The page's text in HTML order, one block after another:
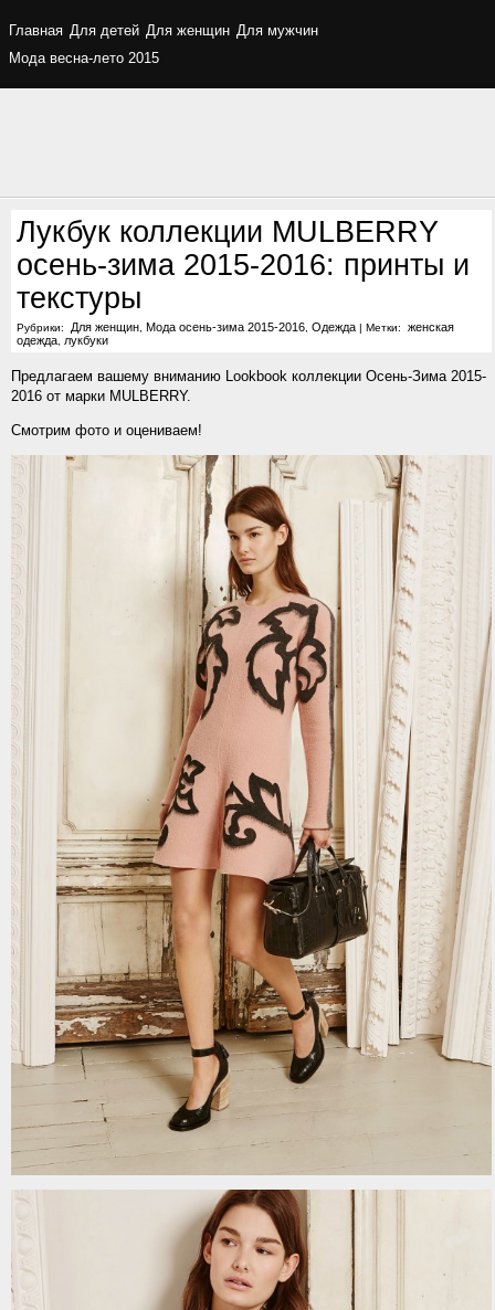
Главная Для детей Для женщин Для мужчин
Мода весна-лето 2015
Лукбук коллекции MULBERRY
осень-зима 2015-2016: принты и
текстуры
Рубрики: Для женщин Мода осень-зима 2015-2016 Одежда | Метки: женская
одежда лукбуки
Предлагаем вашему вниманию Lookbook коллекции Осень-Зима 2015-
2016 от марки MULBERRY.
Смотрим фото и оцениваем!